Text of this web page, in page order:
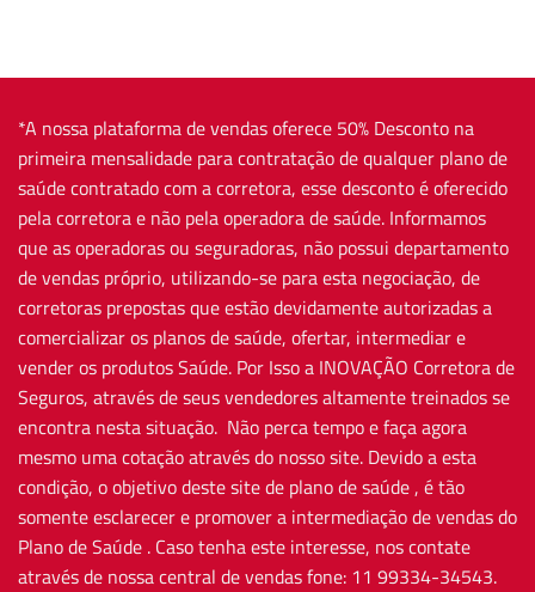
*A nossa plataforma de vendas oferece 50% Desconto na
primeira mensalidade para contratação de qualquer plano de
saúde contratado com a corretora, esse desconto é oferecido
pela corretora e não pela operadora de saúde. Informamos
que as operadoras ou seguradoras, não possui departamento
de vendas próprio, utilizando-se para esta negociação, de
corretoras prepostas que estão devidamente autorizadas a
comercializar os planos de saúde, ofertar, intermediar e
vender os produtos Saúde. Por Isso a INOVAÇÃO Corretora de
Seguros, através de seus vendedores altamente treinados se
encontra nesta situação. Não perca tempo e faça agora
mesmo uma cotação através do nosso site. Devido a esta
condição, o objetivo deste site de plano de saúde , é tão
somente esclarecer e promover a intermediação de vendas do
Plano de Saúde . Caso tenha este interesse, nos contate
através de nossa central de vendas fone: 11 99334-34543.